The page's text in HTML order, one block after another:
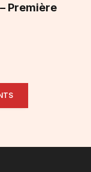
Première